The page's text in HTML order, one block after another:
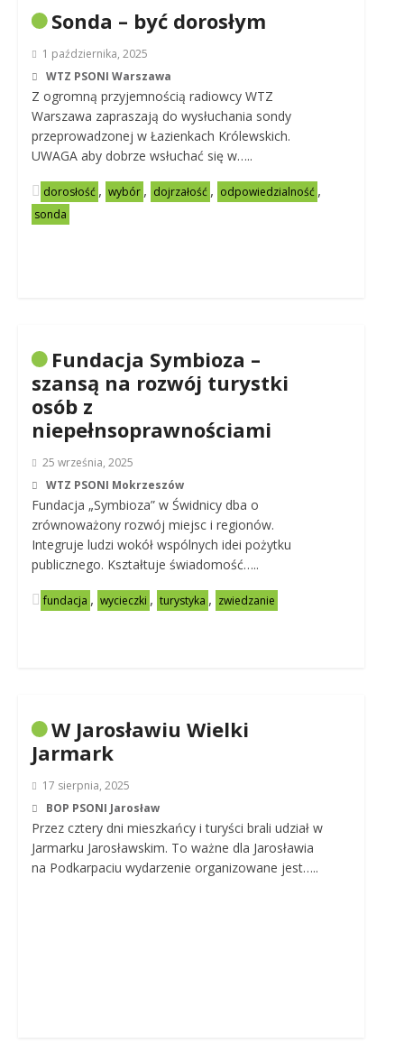
Sonda – być dorosłym
1 października, 2025
WTZ PSONI Warszawa
Z ogromną przyjemnością radiowcy WTZ
Warszawa zapraszają do wysłuchania sondy
przeprowadzonej w Łazienkach Królewskich.
UWAGA aby dobrze wsłuchać się w…..
dorosłość , wybór , dojrzałość , odpowiedzialność ,
sonda
Fundacja Symbioza –
szansą na rozwój turystki
osób z
niepełnsoprawnościami
25 września, 2025
WTZ PSONI Mokrzeszów
Fundacja „Symbioza” w Świdnicy dba o
zrównoważony rozwój miejsc i regionów.
Integruje ludzi wokół wspólnych idei pożytku
publicznego. Kształtuje świadomość…..
fundacja , wycieczki , turystyka , zwiedzanie
W Jarosławiu Wielki
Jarmark
17 sierpnia, 2025
BOP PSONI Jarosław
Przez cztery dni mieszkańcy i turyści brali udział w
Jarmarku Jarosławskim. To ważne dla Jarosławia
na Podkarpaciu wydarzenie organizowane jest…..